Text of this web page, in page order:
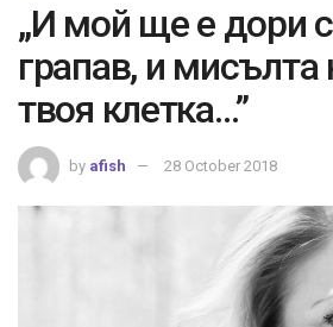
„И мой ще е дори
грапав, и мисълта
твоя клетка…”
by afish 28 October 2018